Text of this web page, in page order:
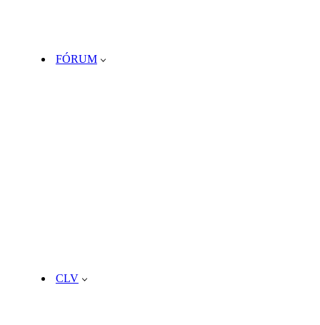
FÓRUM
CLV